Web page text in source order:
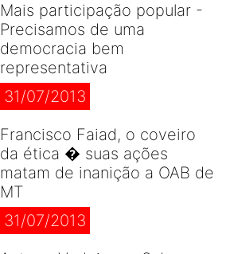
Mais participação popular -
Precisamos de uma
democracia bem
representativa
31/07/2013
Francisco Faiad, o coveiro
da ética � suas ações
matam de inanição a OAB de
MT
31/07/2013